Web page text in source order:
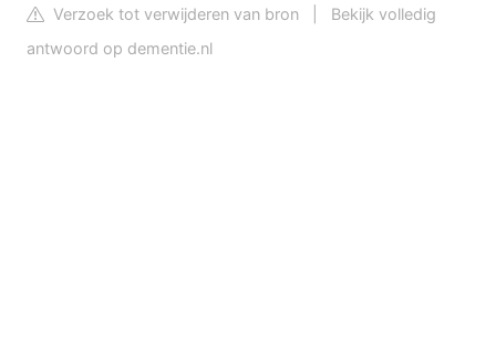
Verzoek tot verwijderen van bron
Bekijk volledig
antwoord op dementie.nl